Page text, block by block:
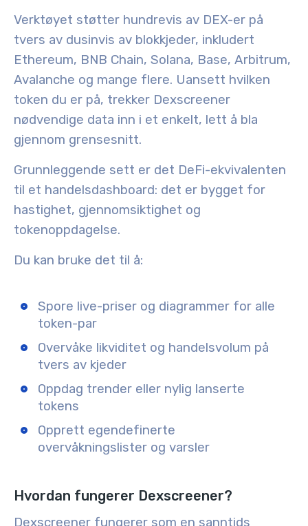
Verktøyet støtter hundrevis av DEX-er på
tvers av dusinvis av blokkjeder, inkludert
Ethereum, BNB Chain, Solana, Base, Arbitrum,
Avalanche og mange flere. Uansett hvilken
token du er på, trekker Dexscreener
nødvendige data inn i et enkelt, lett å bla
gjennom grensesnitt.
Grunnleggende sett er det DeFi-ekvivalenten
til et handelsdashboard: det er bygget for
hastighet, gjennomsiktighet og
tokenoppdagelse.
Du kan bruke det til å:
Spore live-priser og diagrammer for alle
token-par
Overvåke likviditet og handelsvolum på
tvers av kjeder
Oppdag trender eller nylig lanserte
tokens
Opprett egendefinerte
overvåkningslister og varsler
Hvordan fungerer Dexscreener?
Dexscreener fungerer som en sanntids